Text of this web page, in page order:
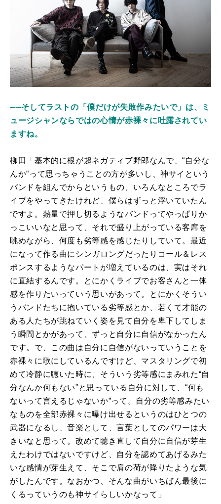
──そしてラストの「僕だけが失敗作みたいで」は、ミ
ュージシャンならではの心情が赤裸々に吐露されてい
ますね。
柳田「基本的に根が超ネガティブ野郎なんで、“自分な
んか”って思っちゃうことの方が多いし、神サイという
バンドを組んでからというもの、いろんなところでラ
イブをやってきたけれど、僕らはずっと浮いていたん
ですよ。熱量で押し切るようなバンドってやっぱりか
っこいいなと思って、それで盛り上がっている客席を
眺めながら、何度も劣等感を感じたりしていて。最近
になって作る曲にシンガロングだったりコール＆レス
ポンスするようなパートが増えているのは、実はそれ
に直結するんです。とにかくライブでお客さんと一体
感を作りたいっていう思いがあって。とにかくそうい
うバンドたちに抱いている劣等感とか、若くて才能の
ある人たちが跳ねていく姿を見て自分を卑下してしま
う瞬間とかがあって、ずっと自分に自信がなかったん
です。で、この曲は自分に自信がないっていうことを
赤裸々に歌にしているんですけど、マスタリングで初
めて冷静に聴いた時に、そういう劣等感にまみれた“自
分なんか何もない”と思っている自分に対して、“何も
ないって言えるじゃないか”って。自分の劣等感みたい
なものを全部赤裸々に曝け出せるというのはひとつの
武器になるし、音楽として、言葉としてのパワーは大
きいなと思って。改めて聴き直して自分に自信が芽生
えたわけではないですけど、自分を認めてあげるみた
いな感情が芽生えて、そこで肩の荷が降りたような気
がしたんです。なおかつ、そんな曲がいちばん最後に
くるっていうのも神サイらしいかなって」